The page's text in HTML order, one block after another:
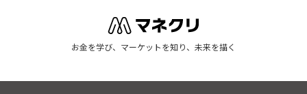
お金を学び、マーケットを知り、未来を描く